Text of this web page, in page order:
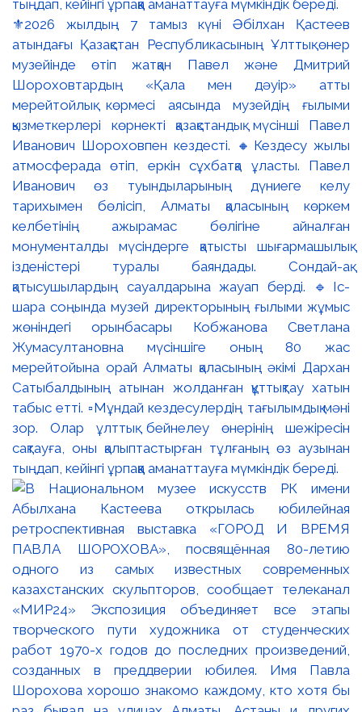
⚜️2026 жылдың 7 тамыз күні Әбілхан Қастеев
атындағы Қазақстан Республикасының Ұлттық өнер
музейінде өтіп жатқан Павел және Дмитрий
Шороховтардың «Қала мен дәуір» атты
мерейтойлық көрмесі аясында музейдің ғылыми
қызметкерлері көрнекті қазақстандық мүсінші Павел
Иванович Шороховпен кездесті. 🔸Кездесу жылы
атмосферада өтіп, еркін сұхбатқа ұласты. Павел
Иванович өз туындыларының дүниеге келу
тарихымен бөлісіп, Алматы қаласының көркем
келбетінің ажырамас бөлігіне айналған
монументалды мүсіндерге қатысты шығармашылық
ізденістері туралы баяндады. Сондай-ақ
қатысушылардың сауалдарына жауап берді. 🔹Іс-
шара соңында музей директорының ғылыми жұмыс
жөніндегі орынбасары Кобжанова Светлана
Жумасултановна мүсіншіге оның 80 жас
мерейтойына орай Алматы қаласының әкімі Дархан
Сатыбалдының атынан жолданған құттықтау хатын
табыс етті. ▫️Мұндай кездесулердің тағылымдық мәні
зор. Олар ұлттық бейнелеу өнерінің шежіресін
сақтауға, оны қалыптастырған тұлғаның өз аузынан
тыңдап, кейінгі ұрпаққа аманаттауға мүмкіндік береді.